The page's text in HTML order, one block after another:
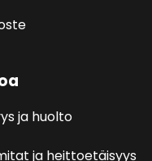
ja huolto
ja heittoetäisyys